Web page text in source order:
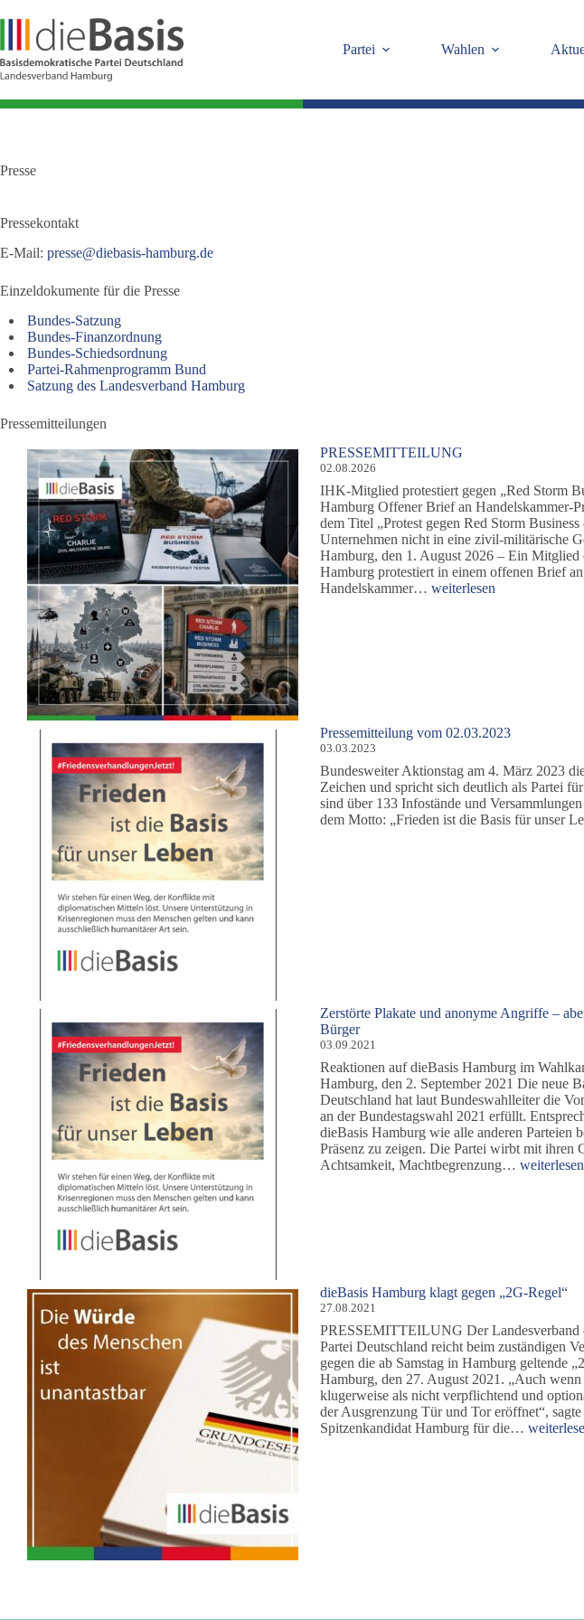
Inhalt
springen
Partei Wahlen
Presse
Pressekontakt
E-Mail: presse@diebasis-hamburg.de
Einzeldokumente für die Presse
Bundes-Satzung
Bundes-Finanzordnung
Bundes-Schiedsordnung
Partei-Rahmenprogramm Bund
Satzung des Landesverband Hamburg
Pressemitteilungen
PRESSEMITTEILUNG
02.08.2026
IHK-Mitglied protestiert gegen „Red Storm
Hamburg Offener Brief an Handelskammer-
dem Titel „Protest gegen Red Storm
Unternehmen nicht in eine zivil-militärische
Hamburg, den 1. August 2026 – Ein Mitglied
Hamburg protestiert in einem offenen Brief an
Handelskammer…PRESSEMITTEILUNG
weiterlesen
Pressemitteilung vom 02.03.2023
03.03.2023
Bundesweiter Aktionstag am 4. März 2023
Zeichen und spricht sich deutlich als Partei
sind über 133 Infostände und
dem Motto: „Frieden ist die Basis für unser
Zerstörte Plakate und anonyme Angriffe –
Bürger
03.09.2021
Reaktionen auf dieBasis Hamburg im
Hamburg, den 2. September 2021 Die neue
Deutschland hat laut Bundeswahlleiter die
an der Bundestagswahl 2021 erfüllt.
dieBasis Hamburg wie alle anderen Parteien
Präsenz zu zeigen. Die Partei wirbt mit ihren
Achtsamkeit, Machtbegrenzung…Zerstörte
viele
Bürger
weiterlesen
dieBasis Hamburg klagt gegen „2G-Regel“
27.08.2021
PRESSEMITTEILUNG Der Landesverband
Partei Deutschland reicht beim zuständigen
gegen die ab Samstag in Hamburg geltende
Hamburg, den 27. August 2021. „Auch wenn
klugerweise als nicht verpflichtend und
der Ausgrenzung Tür und Tor eröffnet“,
Spitzenkandidat Hamburg für die…dieBasis